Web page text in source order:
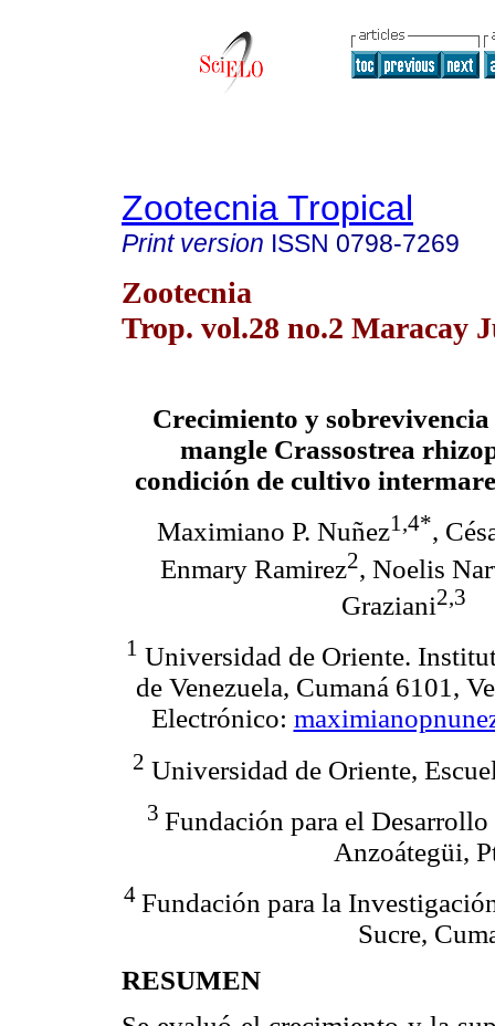
Zootecnia Tropical
Print version ISSN 0798-7269
Zootecnia
Trop. vol.28 no.2 Maracay
Crecimiento y sobrevivencia
mangle Crassostrea
condición de cultivo
Maximiano P. Nuñez1,4*,
Enmary Ramirez2, Noelis
Graziani2,3
1 Universidad de Oriente.
de Venezuela, Cumaná 6101,
Electrónico:
2 Universidad de Oriente,
3 Fundación para el
Anzoátegüi,
4 Fundación para la
Sucre,
RESUMEN